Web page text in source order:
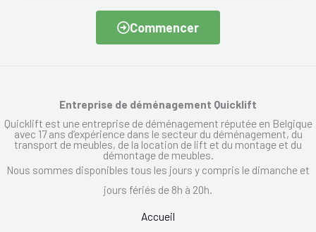
Commencer
Entreprise de déménagement Quicklift
Quicklift est une entreprise de déménagement réputée en Belgique
avec 17 ans d’expérience dans le secteur du déménagement, du
transport de meubles, de la location de lift et du montage et du
démontage de meubles.
Nous sommes disponibles tous les jours y compris le dimanche et
jours fériés de 8h à 20h.
Accueil